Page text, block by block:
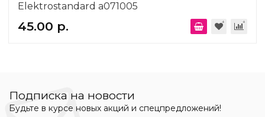
Elektrostandard a071005
45.00 р.
Подписка на новости
Будьте в курсе новых акций и спецпредложений!